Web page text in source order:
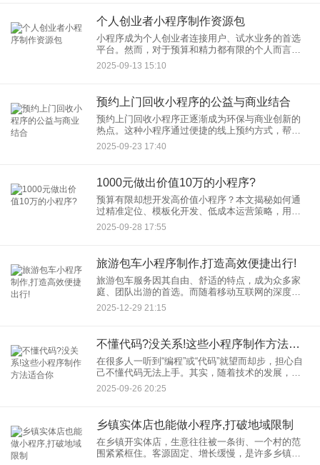
个人创业者小程序制作资源包
小程序成为个人创业者连接用户、试水业务的首选
平台。然而，对于预算和精力都有限的个人而言，
从头学习代码或投入大量资金外包开发并非易事。
因此，一个精心整理的小程序制作资源包显得至关
2025-09-13 15:10
预约上门回收小程序的公益与商业结合
预约上门回收小程序正逐渐成为环保与商业创新的
热点。这种小程序通过便捷的线上预约方式，帮助
用户轻松处理废旧物品，不仅推动了资源循环利
用，还为企业带来了新的商机。本文将探讨预约上
2025-09-23 17:40
1000元做出价值10万的小程序?
预算有限却想开发高价值小程序？本文揭秘如何通
过精准定位、模板化开发、低成本运营策略，用
1000元实现10万元效果。涵盖需求分析、开发工具
选择、推广技巧，助你低成本打造爆款小程序！
2025-09-28 17:55
旅游包车小程序制作,打造高效便捷出行!
旅游包车服务因其自由、舒适的特点，成为众多家
庭、团队出游的首选。而随着移动互联网的深度渗
透，一个功能完善的旅游包车小程序，正成为连接
服务提供商与潜在客户的关键桥梁，能显著提升运
2025-12-29 21:15
不懂代码?没关系!这些小程序制作方法适合你
在很多人一听到“编程”或“代码”就望而却步，担心自
己不懂代码无法上手。其实，随着技术的发展，现
在有许多简单的小程序制作方法，即使你完全不懂
代码，也能轻松创建属于自己的小程序。本文将为
2025-09-26 20:25
乡镇实体店也能做小程序,打破地域限制
在乡镇开实体店，生意往往被一条街、一个村的范
围紧紧框住。客源固定、增长缓慢，是许多乡镇经